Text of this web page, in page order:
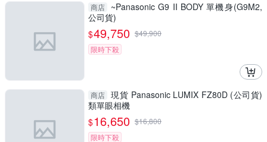
商店
~Panasonic G9 II BODY 單機身(G9M2,
公司貨)
$49,750 $49,900
限時下殺
商店 現貨 Panasonic LUMIX FZ80D (公司貨)
類單眼相機
$16,650 $16,800
限時下殺